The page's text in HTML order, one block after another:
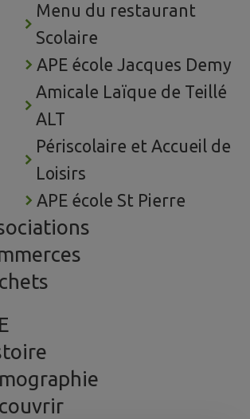
Menu du restaurant
Scolaire
APE école Jacques Demy
Amicale Laïque de Teillé
ALT
Périscolaire et Accueil de
Loisirs
APE école St Pierre